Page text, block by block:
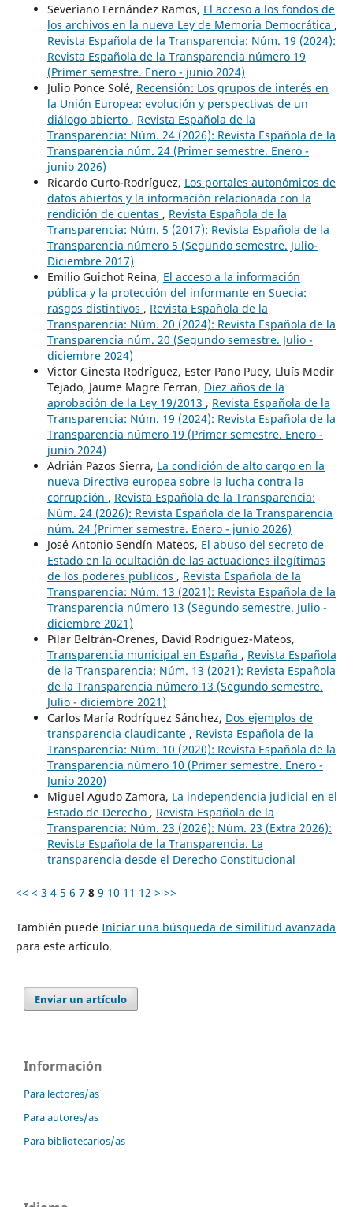
Severiano Fernández Ramos, El acceso a los fondos de
los archivos en la nueva Ley de Memoria Democrática ,
Revista Española de la Transparencia: Núm. 19 (2024):
Revista Española de la Transparencia número 19
(Primer semestre. Enero - junio 2024)
Julio Ponce Solé, Recensión: Los grupos de interés en
la Unión Europea: evolución y perspectivas de un
diálogo abierto , Revista Española de la
Transparencia: Núm. 24 (2026): Revista Española de la
Transparencia núm. 24 (Primer semestre. Enero -
junio 2026)
Ricardo Curto-Rodríguez, Los portales autonómicos de
datos abiertos y la información relacionada con la
rendición de cuentas , Revista Española de la
Transparencia: Núm. 5 (2017): Revista Española de la
Transparencia número 5 (Segundo semestre. Julio-
Diciembre 2017)
Emilio Guichot Reina, El acceso a la información
pública y la protección del informante en Suecia:
rasgos distintivos , Revista Española de la
Transparencia: Núm. 20 (2024): Revista Española de la
Transparencia núm. 20 (Segundo semestre. Julio -
diciembre 2024)
Victor Ginesta Rodríguez, Ester Pano Puey, Lluís Medir
Tejado, Jaume Magre Ferran, Diez años de la
aprobación de la Ley 19/2013 , Revista Española de la
Transparencia: Núm. 19 (2024): Revista Española de la
Transparencia número 19 (Primer semestre. Enero -
junio 2024)
Adrián Pazos Sierra, La condición de alto cargo en la
nueva Directiva europea sobre la lucha contra la
corrupción , Revista Española de la Transparencia:
Núm. 24 (2026): Revista Española de la Transparencia
núm. 24 (Primer semestre. Enero - junio 2026)
José Antonio Sendín Mateos, El abuso del secreto de
Estado en la ocultación de las actuaciones ilegítimas
de los poderes públicos , Revista Española de la
Transparencia: Núm. 13 (2021): Revista Española de la
Transparencia número 13 (Segundo semestre. Julio -
diciembre 2021)
Pilar Beltrán-Orenes, David Rodriguez-Mateos,
Transparencia municipal en España , Revista Española
de la Transparencia: Núm. 13 (2021): Revista Española
de la Transparencia número 13 (Segundo semestre.
Julio - diciembre 2021)
Carlos María Rodríguez Sánchez, Dos ejemplos de
transparencia claudicante , Revista Española de la
Transparencia: Núm. 10 (2020): Revista Española de la
Transparencia número 10 (Primer semestre. Enero -
Junio 2020)
Miguel Agudo Zamora, La independencia judicial en el
Estado de Derecho , Revista Española de la
Transparencia: Núm. 23 (2026): Núm. 23 (Extra 2026):
Revista Española de la Transparencia. La
transparencia desde el Derecho Constitucional
<< < 3 4 5 6 7 8 9 10 11 12 > >>
También puede Iniciar una búsqueda de similitud avanzada
para este artículo.
Enviar un artículo
Información
Para lectores/as
Para autores/as
Para bibliotecarios/as